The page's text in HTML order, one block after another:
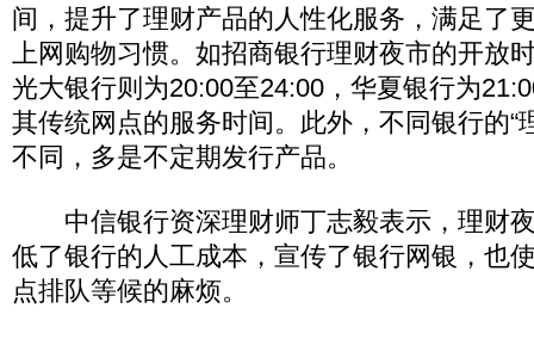
间，提升了理财产品的人性化服务，满足了
上网购物习惯。如招商银行理财夜市的开放
光大银行则为20:00至24:00，华夏银行为
其传统网点的服务时间。此外，不同银行的“
不同，多是不定期发行产品。
中信银行资深理财师丁志毅表示，理财
低了银行的人工成本，宣传了银行网银，也
点排队等候的麻烦。